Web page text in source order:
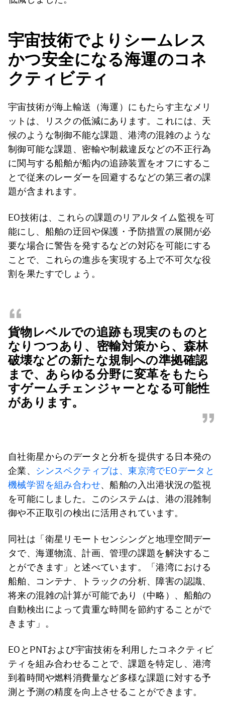
宇宙技術でよりシームレス
かつ安全になる海運のコネ
クティビティ
宇宙技術が海上輸送（海運）にもたらす主なメリ
ットは、リスクの低減にあります。これには、天
候のような制御不能な課題、港湾の混雑のような
制御可能な課題、密輸や制裁違反などの不正行為
に関与する船舶が船内の追跡装置をオフにするこ
とで従来のレーダーを回避するなどの第三者の課
題が含まれます。
EO技術は、これらの課題のリアルタイム監視を可
能にし、船舶の迂回や保護・予防措置の展開が必
要な場合に警告を発するなどの対応を可能にする
ことで、これらの進歩を実現する上で不可欠な役
割を果たすでしょう。
“
貨物レベルでの追跡も現実のものと
なりつつあり、密輸対策から、森林
破壊などの新たな規制への準拠確認
まで、あらゆる分野に変革をもたら
すゲームチェンジャーとなる可能性
があります。
”
自社衛星からのデータと分析を提供する日本発の
企業、 シンスペクティブは、東京湾でEOデータと
機械学習を組み合わせ、船舶の入出港状況の監視
を可能にしました。このシステムは、港の混雑制
御や不正取引の検出に活用されています。
同社は「衛星リモートセンシングと地理空間デー
タで、海運物流、計画、管理の課題を解決するこ
とができます」と述べています。「港湾における
船舶、コンテナ、トラックの分析、障害の認識、
将来の混雑の計算が可能であり（中略）、船舶の
自動検出によって貴重な時間を節約することがで
きます」。
EOとPNTおよび宇宙技術を利用したコネクティビ
ティを組み合わせることで、課題を特定し、港湾
到着時間や燃料消費量など多様な課題に対する予
測と予測の精度を向上させることができます。